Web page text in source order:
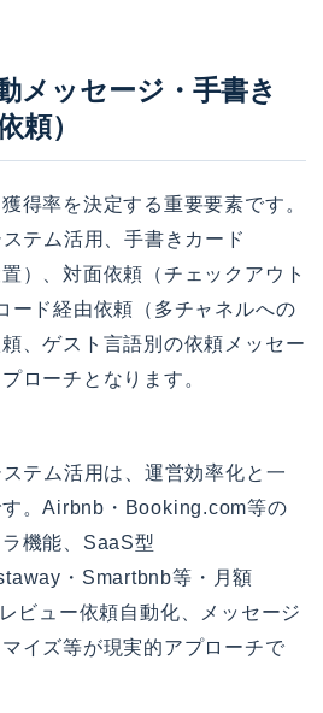
メッセージ・手書き
頼）
得率を決定する重要要素です。
テム活用、手書きカード
）、対面依頼（チェックアウト
ード経由依頼（多チャネルへの
、ゲスト言語別の依頼メッセー
ローチとなります。
テム活用は、運営効率化と一
。Airbnb・Booking.com等の
機能、SaaS型
・Smartbnb等・月額
ビュー依頼自動化、メッセージ
イズ等が現実的アプローチで